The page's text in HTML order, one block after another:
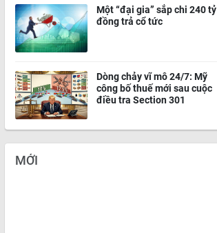
Một “đại gia” sắp chi 240 tỷ
đồng trả cổ tức
Dòng chảy vĩ mô 24/7: Mỹ
công bố thuế mới sau cuộc
điều tra Section 301
MỚI